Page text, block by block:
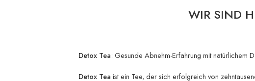
WIR SIND
Detox Tea: Gesunde Abnehm-Erfahrung mit natürlichem
Detox Tea ist ein Tee, der sich erfolgreich von